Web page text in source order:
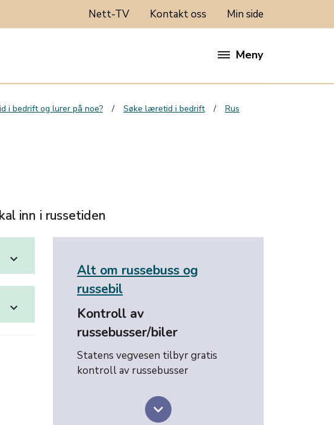
Nett-TV Kontakt oss Min side
Meny
i bedrift og lurer på noe? Søke læretid i bedrift
Rus
inn i russetiden
expand_more
expand_more
Alt om russebuss og
russebil
Kontroll av
russebusser/biler
Statens vegvesen tilbyr gratis
kontroll av russebusser
keyboard_arrow_down